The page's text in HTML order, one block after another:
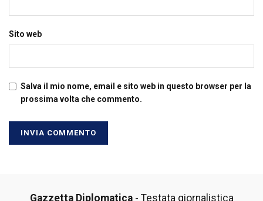
Sito web
Salva il mio nome, email e sito web in questo browser per la
prossima volta che commento.
Gazzetta Diplomatica- Testata giornalistica